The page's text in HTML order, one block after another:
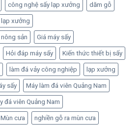
công nghệ sấy lạp xưởng dăm gỗ
lạp xưởng
sản Giá máy sấy
Hỏi đáp máy sấy Kiến thức thiết bị sấy
làm đá vảy công nghiệp lạp xưởng
sấy Máy làm đá viên Quảng Nam
đá viên Quảng Nam
Mùn cưa nghiền gỗ ra mùn cưa